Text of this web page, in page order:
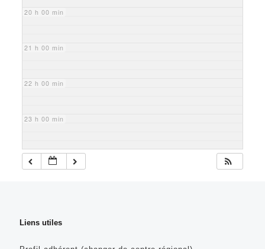
20 h 00 min
21 h 00 min
22 h 00 min
23 h 00 min
Liens utiles